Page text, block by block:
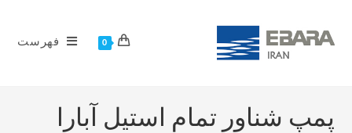
0 فهرست
پمپ شناور تمام استیل آبارا